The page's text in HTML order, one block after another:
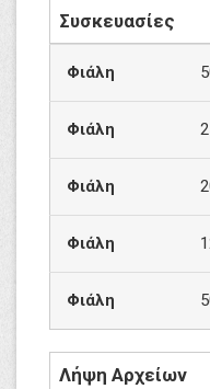
Συσκευασίες
Φιάλη
Φιάλη
Φιάλη
Φιάλη
Φιάλη
Λήψη Αρχείων